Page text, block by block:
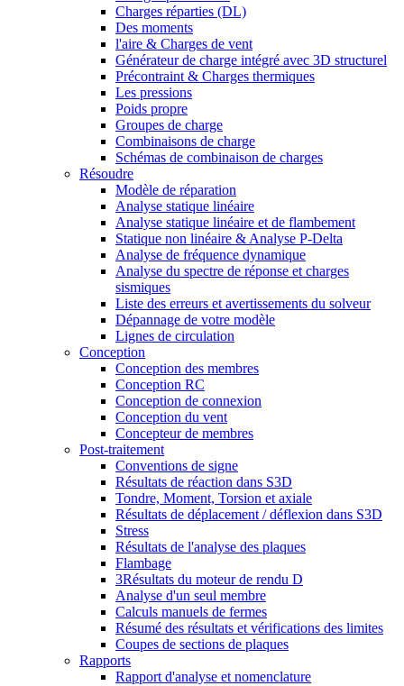
Charges réparties (DL)
Des moments
l'aire & Charges de vent
Générateur de charge intégré avec 3D structurel
Précontraint & Charges thermiques
Les pressions
Poids propre
Groupes de charge
Combinaisons de charge
Schémas de combinaison de charges
Résoudre
Modèle de réparation
Analyse statique linéaire
Analyse statique linéaire et de flambement
Statique non linéaire & Analyse P-Delta
Analyse de fréquence dynamique
Analyse du spectre de réponse et charges
sismiques
Liste des erreurs et avertissements du solveur
Dépannage de votre modèle
Lignes de circulation
Conception
Conception des membres
Conception RC
Conception de connexion
Conception du vent
Concepteur de membres
Post-traitement
Conventions de signe
Résultats de réaction dans S3D
Tondre, Moment, Torsion et axiale
Résultats de déplacement / déflexion dans S3D
Stress
Résultats de l'analyse des plaques
Flambage
3Résultats du moteur de rendu D
Analyse d'un seul membre
Calculs manuels de fermes
Résumé des résultats et vérifications des limites
Coupes de sections de plaques
Rapports
Rapport d'analyse et nomenclature